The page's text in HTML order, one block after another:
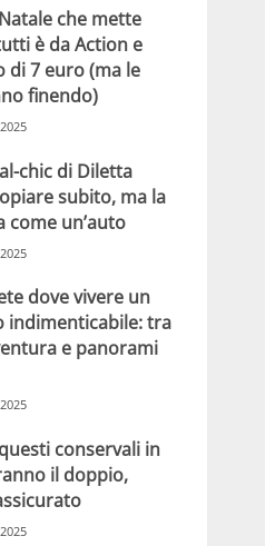
che mette
è da Action e
di 7 euro (ma le
finendo)
chic di Diletta
subito, ma la
come un’auto
dove vivere un
indimenticabile: tra
e panorami
conservali in
il doppio,